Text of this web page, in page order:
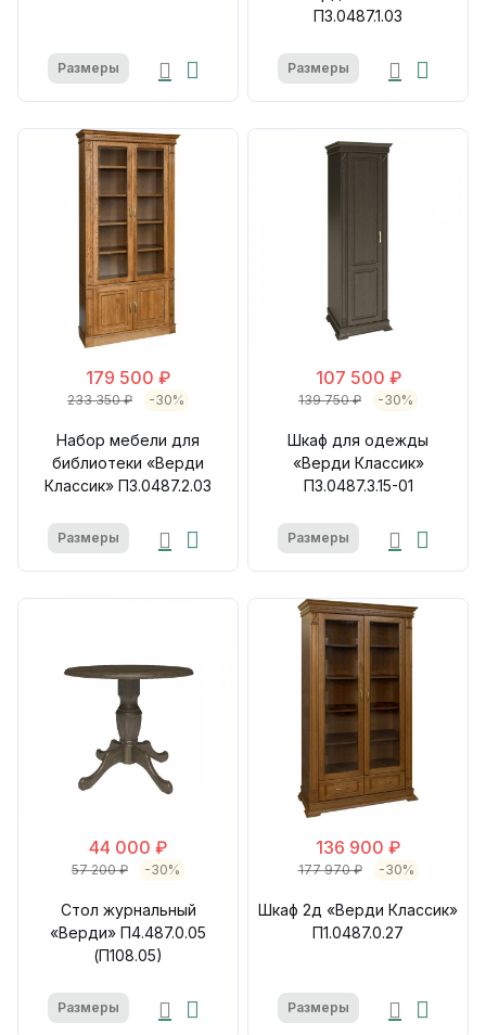
Размеры
П3.0487.1.03
Размеры
179 500 ₽
233 350 ₽ -30%
Набор мебели для
библиотеки «Верди
Классик» П3.0487.2.03
Размеры
107 500 ₽
139 750 ₽ -30%
Шкаф для одежды
«Верди Классик»
П3.0487.3.15-01
Размеры
44 000 ₽
57 200 ₽ -30%
Стол журнальный
«Верди» П4.487.0.05
(П108.05)
Размеры
136 900 ₽
177 970 ₽ -30%
Шкаф 2д «Верди Классик»
П1.0487.0.27
Размеры